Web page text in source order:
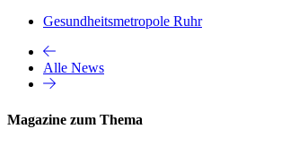
Gesundheitsmetropole Ruhr
Alle News
Magazine zum Thema